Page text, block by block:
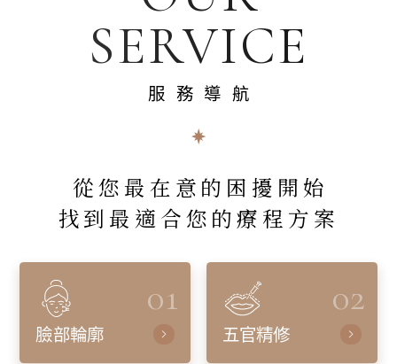
SERVICE
服務導航
從您最在意的困擾開始
找到最適合您的療程方案
01
臉部輪廓
02
五官精修